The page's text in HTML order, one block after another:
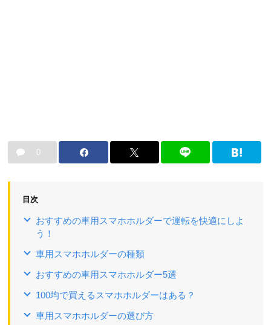
0
目次
おすすめの車用スマホホルダーで運転を快適にしよ
う！
車用スマホホルダーの種類
おすすめの車用スマホホルダー5選
100均で買えるスマホホルダーはある？
車用スマホホルダーの選び方